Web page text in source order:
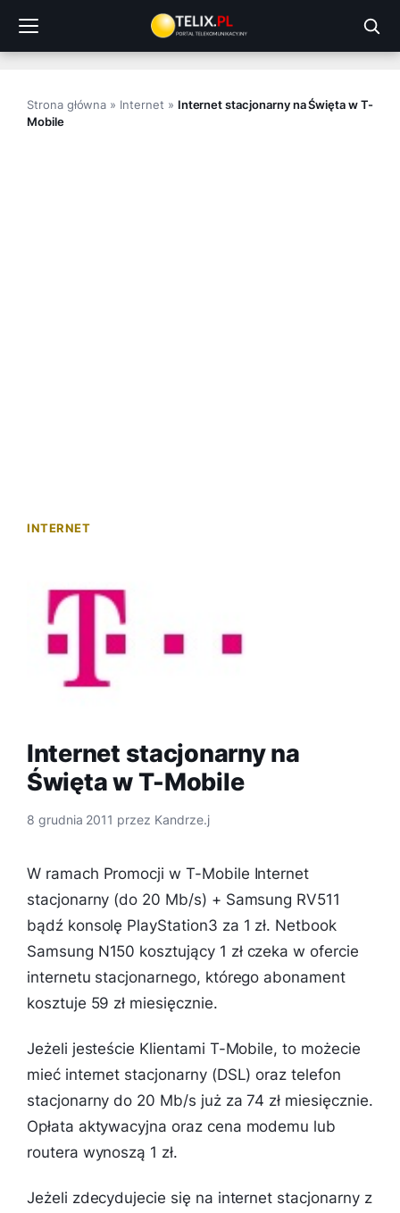
treści
Strona główna » Internet » Internet stacjonarny na Święta w T-
Mobile
INTERNET
Internet stacjonarny na
Święta w T-Mobile
8 grudnia 2011 przez Kandrze.j
W ramach Promocji w T-Mobile Internet
stacjonarny (do 20 Mb/s) + Samsung RV511
bądź konsolę PlayStation3 za 1 zł. Netbook
Samsung N150 kosztujący 1 zł czeka w ofercie
internetu stacjonarnego, którego abonament
kosztuje 59 zł miesięcznie.
Jeżeli jesteście Klientami T-Mobile, to możecie
mieć internet stacjonarny (DSL) oraz telefon
stacjonarny do 20 Mb/s już za 74 zł miesięcznie.
Opłata aktywacyjna oraz cena modemu lub
routera wynoszą 1 zł.
Jeżeli zdecydujecie się na internet stacjonarny z